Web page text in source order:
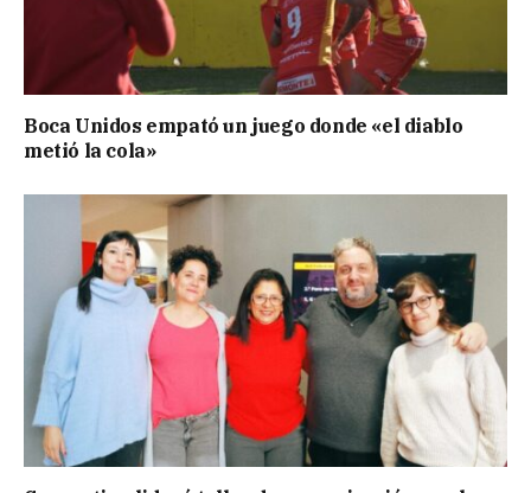
Boca Unidos empató un juego donde «el diablo
metió la cola»